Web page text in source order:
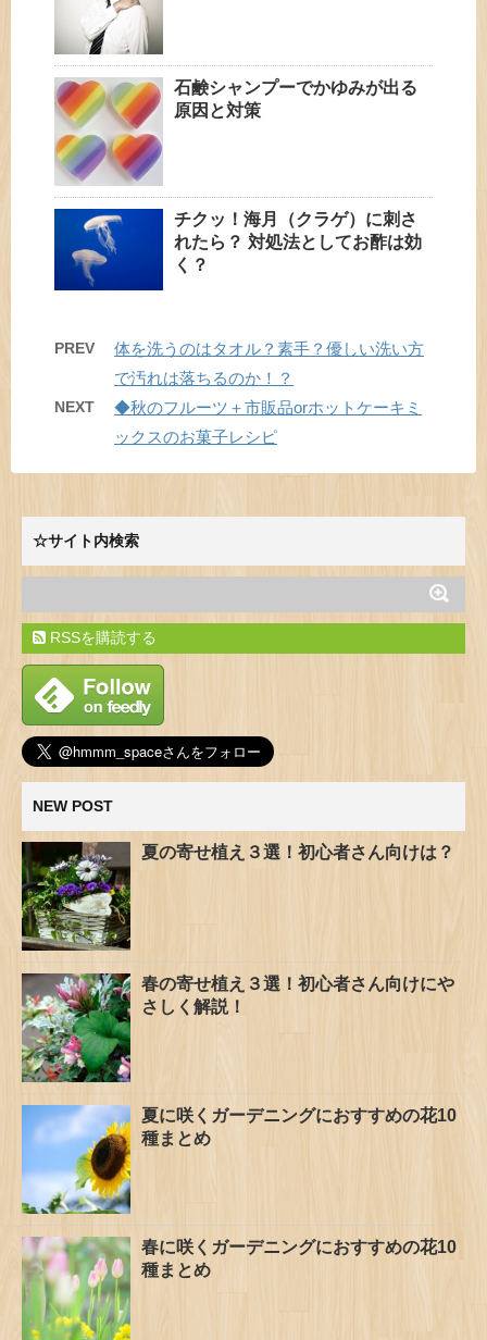
石鹸シャンプーでかゆみが出る
原因と対策
チクッ！海月（クラゲ）に刺さ
れたら？ 対処法としてお酢は効
く？
PREV
体を洗うのはタオル？素手？優しい洗い方
で汚れは落ちるのか！？
NEXT
◆秋のフルーツ＋市販品orホットケーキミ
ックスのお菓子レシピ
☆サイト内検索
RSSを購読する
NEW POST
夏の寄せ植え３選！初心者さん向けは？
春の寄せ植え３選！初心者さん向けにや
さしく解説！
夏に咲くガーデニングにおすすめの花10
種まとめ
春に咲くガーデニングにおすすめの花10
種まとめ